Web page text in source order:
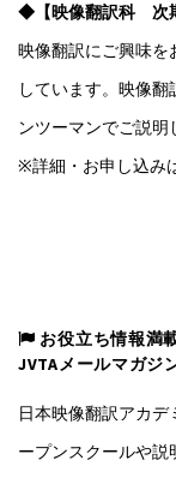
◆【映像翻訳科 次期
映像翻訳にご興味を
しています。映像翻
ンツーマンでご説明
※詳細・お申し込み
お役立ち情報満
JVTAメールマガジ
日本映像翻訳アカ
ープンスクールや説